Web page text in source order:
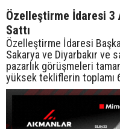
Özelleştirme İdaresi 3
Sattı
Özelleştirme İdaresi
Sakarya ve Diyarbakır ve
pazarlık görüşmeleri
yüksek tekliflerin toplamı